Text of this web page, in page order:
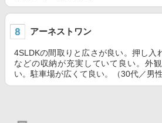
アーネストワン
4SLDKの間取りと広さが良い。押し入
などの収納が充実していて良い。外
い。駐車場が広くて良い。（30代／男性